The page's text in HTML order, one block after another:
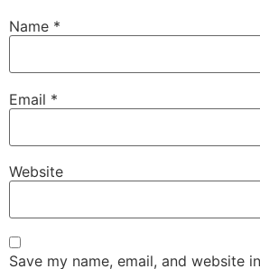
Name *
Email *
Website
Save my name, email, and website